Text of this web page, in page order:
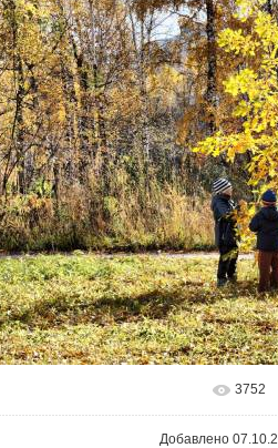
3752
Добавлено